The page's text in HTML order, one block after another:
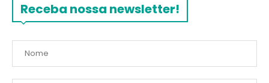
Receba nossa newsletter!